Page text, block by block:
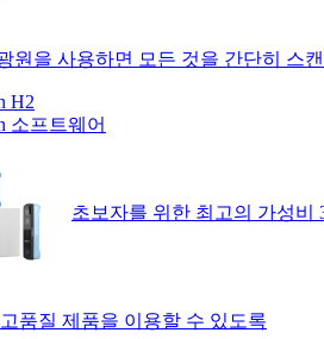
원을 사용하면 모든 것을 간단히 스
H2
소프트웨어
초보자를 위한 최고의 가성비
품질 제품을 이용할 수 있도록